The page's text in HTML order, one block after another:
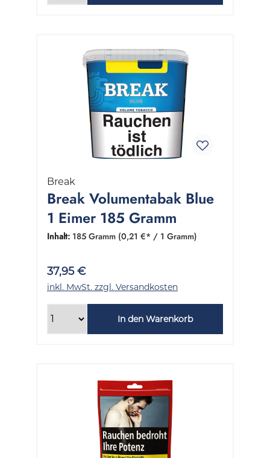
Break
Break Volumentabak Blue
1 Eimer 185 Gramm
Inhalt: 185 Gramm (0,21 €* / 1 Gramm)
37,95 €
inkl. MwSt. zzgl. Versandkosten
In den Warenkorb